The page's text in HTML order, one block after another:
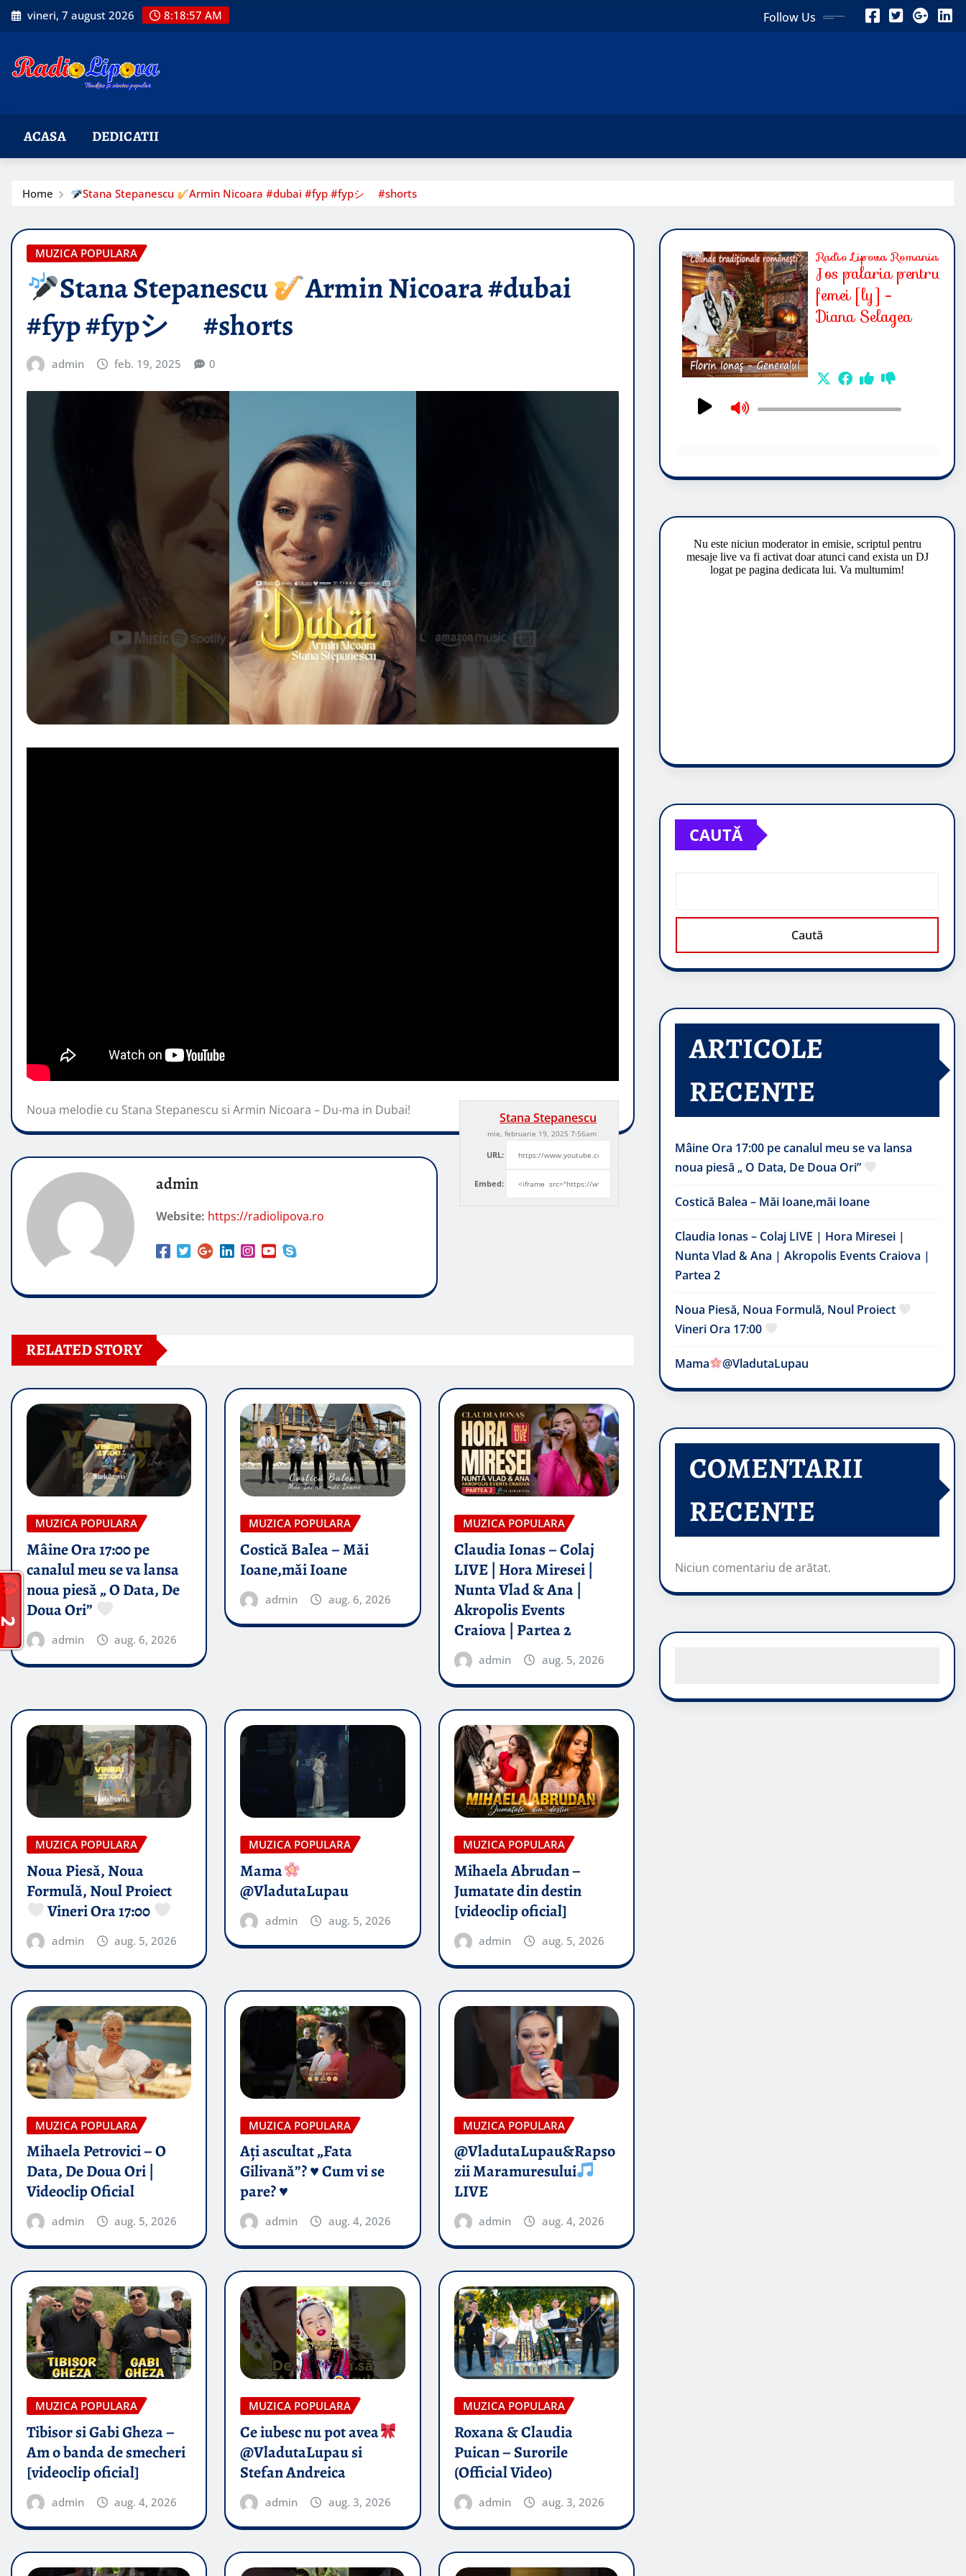
Skip
to
vineri, 7 august 2026 8:18:58 AM Follow Us
ACASA DEDICATII
Home Stana Stepanescu Armin Nicoara #dubai #fyp #fypシ゚ #shorts
MUZICA POPULARA
Stana Stepanescu
Armin Nicoara #dubai
#fyp #fypシ゚ #shorts
admin feb. 19, 2025 0
Stana Stepanescu
mie, februarie 19, 2025 7:56am
URL:
Embed:
Noua melodie cu Stana Stepanescu si Armin Nicoara – Du-ma in Dubai!
admin
Website: https://radiolipova.ro
RELATED STORY
MUZICA POPULARA
Mâine Ora 17:00 pe
canalul meu se va lansa
noua piesă „ O Data, De
Doua Ori”
admin aug. 6, 2026
MUZICA POPULARA
Costică Balea – Măi
Ioane,măi Ioane
admin aug. 6, 2026
MUZICA POPULARA
Claudia Ionas – Colaj
LIVE | Hora Miresei |
Nunta Vlad & Ana |
Akropolis Events
Craiova | Partea 2
admin aug. 5, 2026
MUZICA POPULARA
Noua Piesă, Noua
Formulă, Noul Proiect
Vineri Ora 17:00
admin aug. 5, 2026
MUZICA POPULARA
Mama
@VladutaLupau
admin aug. 5, 2026
MUZICA POPULARA
Mihaela Abrudan –
Jumatate din destin
[videoclip oficial]
admin aug. 5, 2026
MUZICA POPULARA
Mihaela Petrovici – O
Data, De Doua Ori |
Videoclip Oficial
admin aug. 5, 2026
MUZICA POPULARA
Ați ascultat „Fata
Gilivană”? ♥️ Cum vi se
pare? ♥️
admin aug. 4, 2026
MUZICA POPULARA
@VladutaLupau&Rapso
zii Maramuresului
LIVE
admin aug. 4, 2026
MUZICA POPULARA
Tibisor si Gabi Gheza –
Am o banda de smecheri
[videoclip oficial]
admin aug. 4, 2026
MUZICA POPULARA
Ce iubesc nu pot avea
@VladutaLupau si
Stefan Andreica
admin aug. 3, 2026
MUZICA POPULARA
Roxana & Claudia
Puican – Surorile
(Official Video)
admin aug. 3, 2026
CAUTĂ
Caută
ARTICOLE
RECENTE
Mâine Ora 17:00 pe canalul meu se va lansa
noua piesă „ O Data, De Doua Ori”
Costică Balea – Măi Ioane,măi Ioane
Claudia Ionas – Colaj LIVE | Hora Miresei |
Nunta Vlad & Ana | Akropolis Events Craiova |
Partea 2
Noua Piesă, Noua Formulă, Noul Proiect
Vineri Ora 17:00
Mama @VladutaLupau
COMENTARII
RECENTE
Niciun comentariu de arătat.